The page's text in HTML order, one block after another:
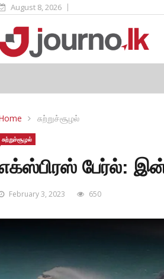
August 8, 2026
சுற்றுச்சூழல்
சுற்றுச்சூழல்
பேர்ல்:
February 3, 2023 650